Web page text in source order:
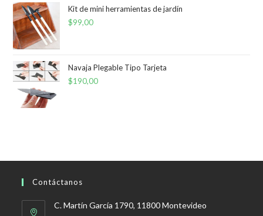
Kit de mini herramientas de jardín
$99,00
Navaja Plegable Tipo Tarjeta
$190,00
Contáctanos
C. Martín García 1790, 11800 Montevideo